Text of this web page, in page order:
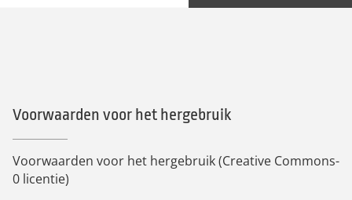
Voorwaarden voor het hergebruik
Voorwaarden voor het hergebruik (Creative Commons-
0 licentie)